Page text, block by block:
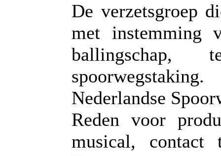
De verzetsgroep
met instemming
Nederlandse
Reden voor
musical,